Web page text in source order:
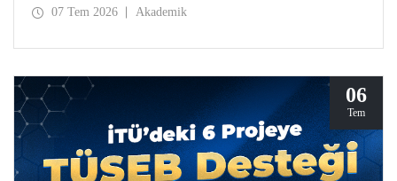
düzenlenen toplantıya YÖK Başkanı Prof. Dr. Erol Özvar
07 Tem 2026 Akademik
06
Tem